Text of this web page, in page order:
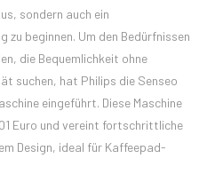
sondern auch ein
zu beginnen. Um den Bedürfnissen
die Bequemlichkeit ohne
suchen, hat Philips die Senseo
eingeführt. Diese Maschine
Euro und vereint fortschrittliche
Design, ideal für Kaffeepad-